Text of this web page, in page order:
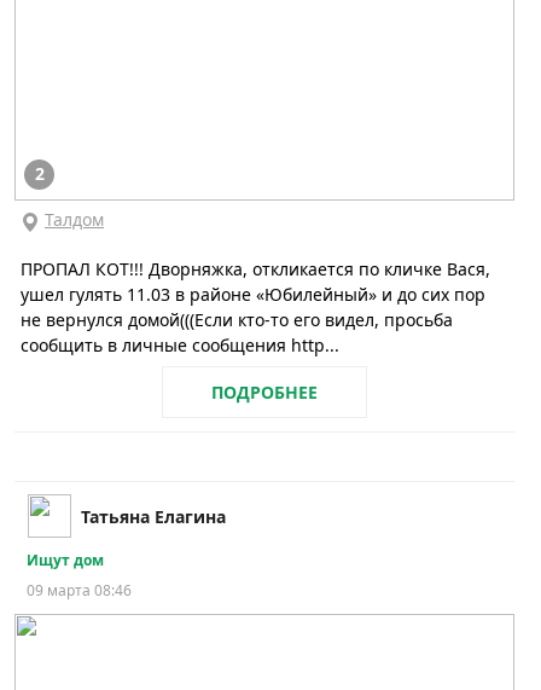
2
Талдом
ПРОПАЛ КОТ!!! Дворняжка, откликается по кличке Вася,
ушел гулять 11.03 в районе «Юбилейный» и до сих пор
не вернулся домой(((Если кто-то его видел, просьба
сообщить в личные сообщения http...
ПОДРОБНЕЕ
Татьяна Елагина
Ищут дом
09 марта 08:46